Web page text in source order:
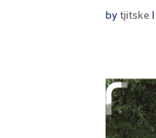
bytjitske